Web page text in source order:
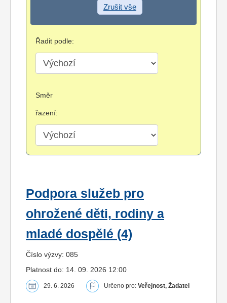
Zrušit vše
Řadit podle:
Směr
řazení:
Podpora služeb pro
ohrožené děti, rodiny a
mladé dospělé (4)
Číslo výzvy: 085
Platnost do: 14. 09. 2026 12:00
29. 6. 2026 Určeno pro: Veřejnost, Žadatel